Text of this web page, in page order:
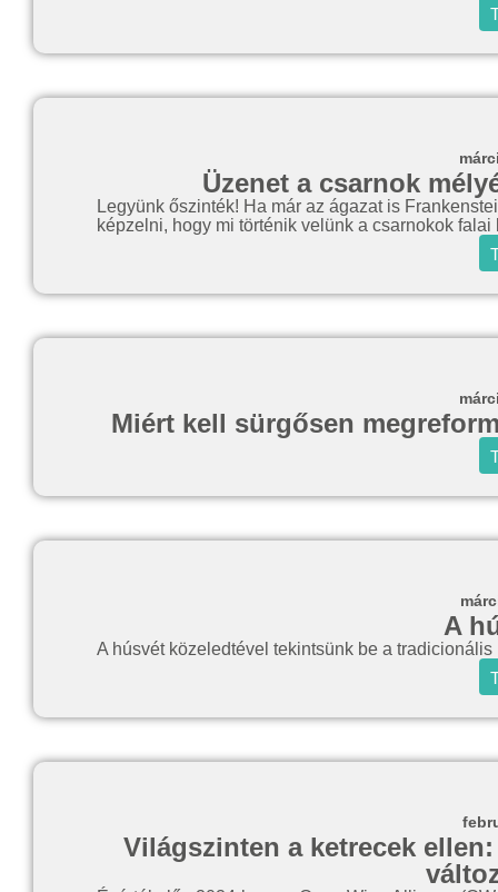
Üzenet a csarnok
Legyünk őszinték! Ha már az ágazat is
képzelni, hogy mi történik velünk a csarnokok falai
Miért kell sürgősen
A
A húsvét közeledtével tekintsünk be a
Világszinten a ketrecek